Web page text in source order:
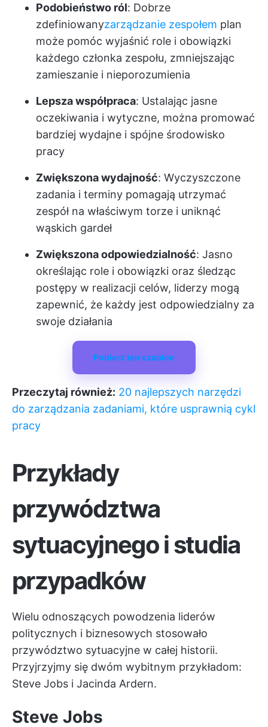
Podobieństwo ról: Dobrze
zdefiniowanyzarządzanie zespołem plan
może pomóc wyjaśnić role i obowiązki
każdego członka zespołu, zmniejszając
zamieszanie i nieporozumienia
Lepsza współpraca: Ustalając jasne
oczekiwania i wytyczne, można promować
bardziej wydajne i spójne środowisko
pracy
Zwiększona wydajność: Wyczyszczone
zadania i terminy pomagają utrzymać
zespół na właściwym torze i uniknąć
wąskich gardeł
Zwiększona odpowiedzialność: Jasno
określając role i obowiązki oraz śledząc
postępy w realizacji celów, liderzy mogą
zapewnić, że każdy jest odpowiedzialny za
swoje działania
Pobierz ten szablon
Przeczytaj również: 20 najlepszych narzędzi
do zarządzania zadaniami, które usprawnią cykl
pracy
Przykłady
przywództwa
sytuacyjnego i studia
przypadków
Wielu odnoszących powodzenia liderów
politycznych i biznesowych stosowało
przywództwo sytuacyjne w całej historii.
Przyjrzyjmy się dwóm wybitnym przykładom:
Steve Jobs i Jacinda Ardern.
Steve Jobs